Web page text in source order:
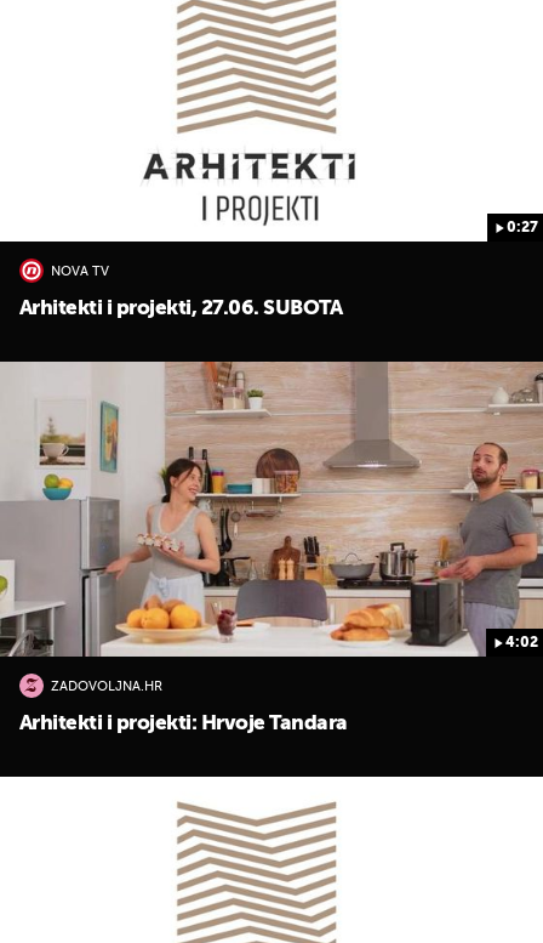
0:27
NOVA TV
Arhitekti i projekti, 27.06. SUBOTA
4:02
ZADOVOLJNA.HR
Arhitekti i projekti: Hrvoje Tandara